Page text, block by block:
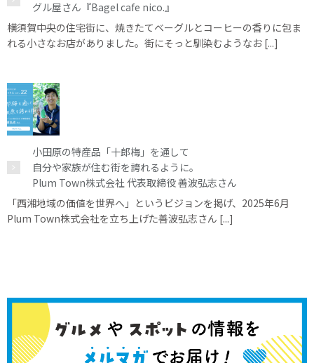
グル屋さん『Bagel cafe nico.』
横須賀中央の住宅街に、焼きたてベーグルとコーヒーの香りに包ま
れる小さなお店がありました。街にそっと馴染むようなお [...]
小田原の特産品「十郎梅」を通して
自分や家族が住む街を誇れるように。
Plum Town株式会社 代表取締役 善波弘志さん
「西湘地域の価値を世界へ」というビジョンを掲げ、2025年6月
Plum Town株式会社を立ち上げた善波弘志さん [...]